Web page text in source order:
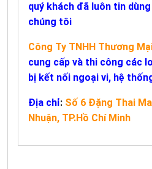
quý khách đã luôn tin
chúng tôi
Công Ty TNHH Thương
cung cấp và thi công các
bị kết nối ngoại vi, hệ
Địa chỉ: Số 6 Đặng Thai
Nhuận, TP.Hồ Chí Minh